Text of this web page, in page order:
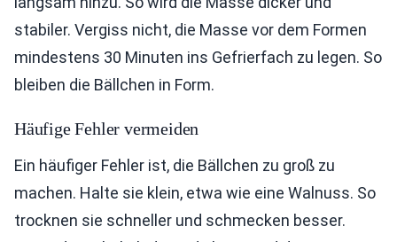
stabiler. Vergiss nicht, die Masse vor dem Formen
mindestens 30 Minuten ins Gefrierfach zu legen. So
bleiben die Bällchen in Form.
Häufige Fehler vermeiden
Ein häufiger Fehler ist, die Bällchen zu groß zu
machen. Halte sie klein, etwa wie eine Walnuss. So
trocknen sie schneller und schmecken besser.